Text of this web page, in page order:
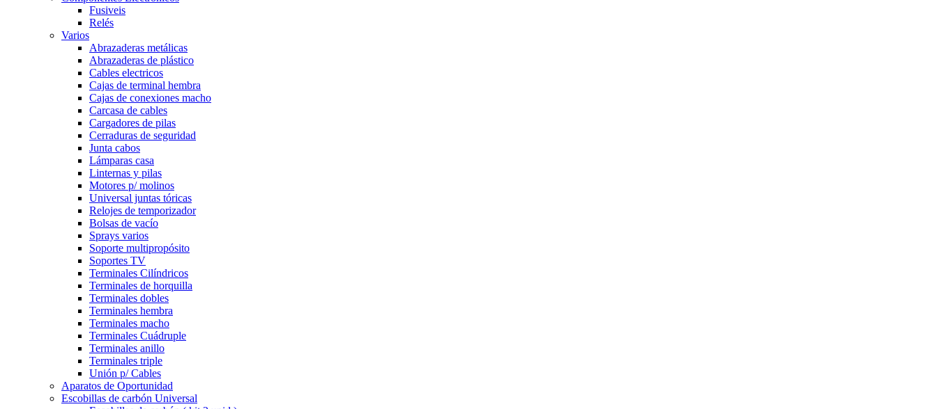
Fusiveis
Relés
Varios
Abrazaderas metálicas
Abrazaderas de plástico
Cables electricos
Cajas de terminal hembra
Cajas de conexiones macho
Carcasa de cables
Cargadores de pilas
Cerraduras de seguridad
Junta cabos
Lámparas casa
Linternas y pilas
Motores p/ molinos
Universal juntas tóricas
Relojes de temporizador
Bolsas de vacío
Sprays varios
Soporte multipropósito
Soportes TV
Terminales Cilíndricos
Terminales de horquilla
Terminales dobles
Terminales hembra
Terminales macho
Terminales Cuádruple
Terminales anillo
Terminales triple
Unión p/ Cables
Aparatos de Oportunidad
Escobillas de carbón Universal